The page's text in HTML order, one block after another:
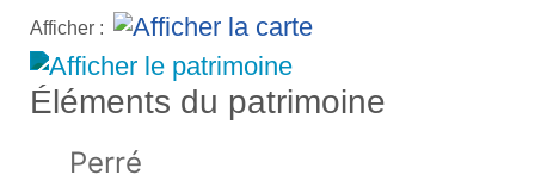
Afficher :
Éléments du patrimoine
Perré